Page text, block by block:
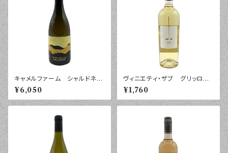
キャメルファーム シャルドネ
２０２４年 ７５０ｍｌ
¥6,050
ヴィニエティ・ザブ グリッロ
シチリア ２０２５年 ７５０ｍｌ
¥1,760